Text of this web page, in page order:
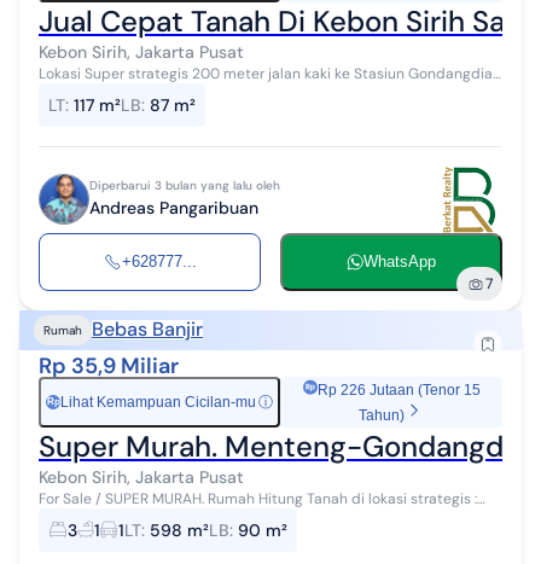
Jual Cepat Tanah Di Kebon Sirih
Kebon Sirih, Jakarta Pusat
Lokasi Super strategis 200 meter jalan kaki ke Stasiun Gondangdia.
LT: 117 m²LB: 87 m²
Diperbarui 3 bulan yang lalu oleh
Andreas Pangaribuan
+628777... WhatsApp
7
Rumah Bebas Banjir
Rp 35,9 Miliar
RpLihat Kemampuan Cicilan-mu ⓘ
Rp 226 Jutaan (Tenor 15
Tahun)
Super Murah. Menteng-
Kebon Sirih, Jakarta Pusat
For Sale / SUPER MURAH. Rumah Hitung Tanah di lokasi strategis :
Gondangdia Menteng, Jakarta Pusat. Luas Tanah : 598 m2 Harga :
Rp. 35.9 M (nego...
3 1 1LT: 598 m²LB: 90 m²